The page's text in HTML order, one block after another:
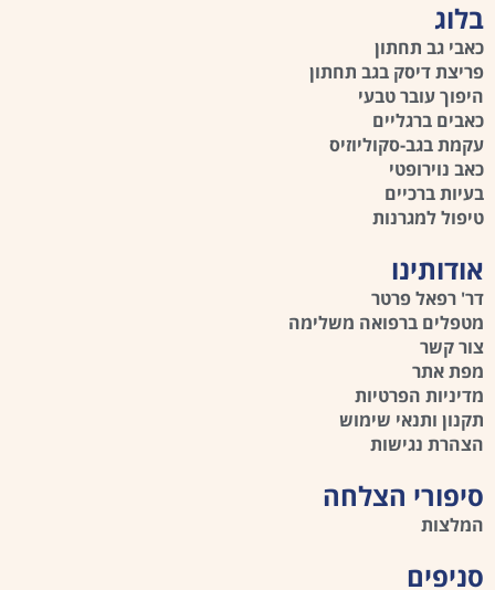
בלוג
כאבי גב תחתון
פריצת דיסק בגב תחתון
היפוך עובר טבעי
כאבים ברגליים
עקמת בגב-סקוליוזיס
כאב נוירופטי
בעיות ברכיים
טיפול למגרנות
אודותינו
דר' רפאל פרטר
מטפלים ברפואה משלימה
צור קשר
מפת אתר
מדיניות הפרטיות
תקנון ותנאי שימוש
הצהרת נגישות
סיפורי הצלחה
המלצות
סניפים